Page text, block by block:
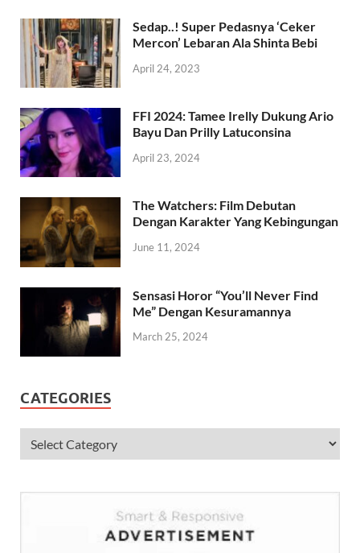
Sedap..! Super Pedasnya ‘Ceker
Mercon’ Lebaran Ala Shinta Bebi
April 24, 2023
FFI 2024: Tamee Irelly Dukung Ario
Bayu Dan Prilly Latuconsina
April 23, 2024
The Watchers: Film Debutan
Dengan Karakter Yang Kebingungan
June 11, 2024
Sensasi Horor “You’ll Never Find
Me” Dengan Kesuramannya
March 25, 2024
CATEGORIES